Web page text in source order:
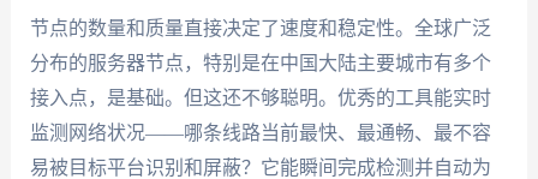
节点的数量和质量直接决定了速度和稳定性。全球广泛
分布的服务器节点，特别是在中国大陆主要城市有多个
接入点，是基础。但这还不够聪明。优秀的工具能实时
监测网络状况——哪条线路当前最快、最通畅、最不容
易被目标平台识别和屏蔽？它能瞬间完成检测并自动为